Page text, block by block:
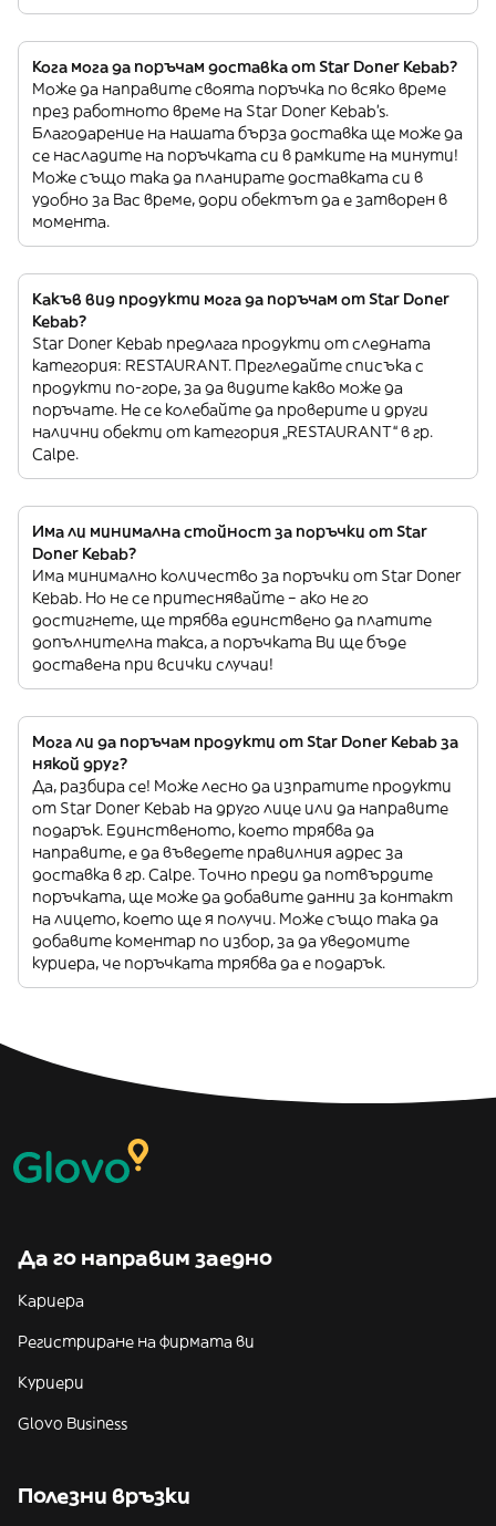
Кога мога да поръчам доставка от Star Doner Kebab?
Може да направите своята поръчка по всяко време
през работното време на Star Doner Kebab’s.
Благодарение на нашата бърза доставка ще може да
се насладите на поръчката си в рамките на минути!
Може също така да планирате доставката си в
удобно за Вас време, дори обектът да е затворен в
момента.
Какъв вид продукти мога да поръчам от Star Doner
Kebab?
Star Doner Kebab предлага продукти от следната
категория: RESTAURANT. Прегледайте списъка с
продукти по-горе, за да видите какво може да
поръчате. Не се колебайте да проверите и други
налични обекти от категория „RESTAURANT“ в гр.
Calpe.
Има ли минимална стойност за поръчки от Star
Doner Kebab?
Има минимално количество за поръчки от Star Doner
Kebab. Но не се притеснявайте – ако не го
достигнете, ще трябва единствено да платите
допълнителна такса, а поръчката Ви ще бъде
доставена при всички случаи!
Мога ли да поръчам продукти от Star Doner Kebab за
някой друг?
Да, разбира се! Може лесно да изпратите продукти
от Star Doner Kebab на друго лице или да направите
подарък. Единственото, което трябва да
направите, е да въведете правилния адрес за
доставка в гр. Calpe. Точно преди да потвърдите
поръчката, ще може да добавите данни за контакт
на лицето, което ще я получи. Може също така да
добавите коментар по избор, за да уведомите
куриера, че поръчката трябва да е подарък.
Да го направим заедно
Кариера
Регистриране на фирмата ви
Куриери
Glovo Business
Полезни връзки